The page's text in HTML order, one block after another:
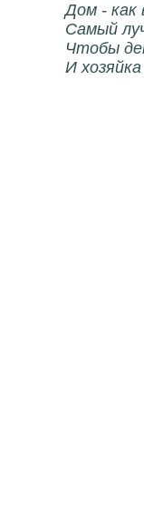
Дом - как
Самый
Чтобы
И